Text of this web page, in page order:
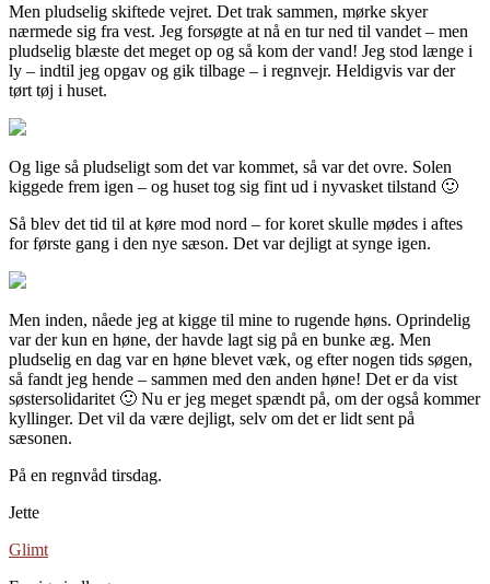
Men pludselig skiftede vejret. Det trak sammen, mørke skyer
nærmede sig fra vest. Jeg forsøgte at nå en tur ned til vandet – men
pludselig blæste det meget op og så kom der vand! Jeg stod længe i
ly – indtil jeg opgav og gik tilbage – i regnvejr. Heldigvis var der
tørt tøj i huset.
Og lige så pludseligt som det var kommet, så var det ovre. Solen
kiggede frem igen – og huset tog sig fint ud i nyvasket tilstand 🙂
Så blev det tid til at køre mod nord – for koret skulle mødes i aftes
for første gang i den nye sæson. Det var dejligt at synge igen.
Men inden, nåede jeg at kigge til mine to rugende høns. Oprindelig
var der kun en høne, der havde lagt sig på en bunke æg. Men
pludselig en dag var en høne blevet væk, og efter nogen tids søgen,
så fandt jeg hende – sammen med den anden høne! Det er da vist
søstersolidaritet 🙂 Nu er jeg meget spændt på, om der også kommer
kyllinger. Det vil da være dejligt, selv om det er lidt sent på
sæsonen.
På en regnvåd tirsdag.
Jette
Glimt